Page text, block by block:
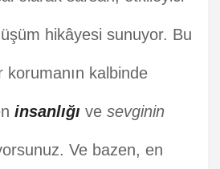
hikâyesi sunuyor. Bu
korumanın kalbinde
insanlığı ve sevginin
Ve bazen, en